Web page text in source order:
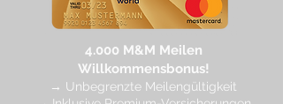
4.000 M&M Meilen
Willkommensbonus!
→ Unbegrenzte Meilengültigkeit